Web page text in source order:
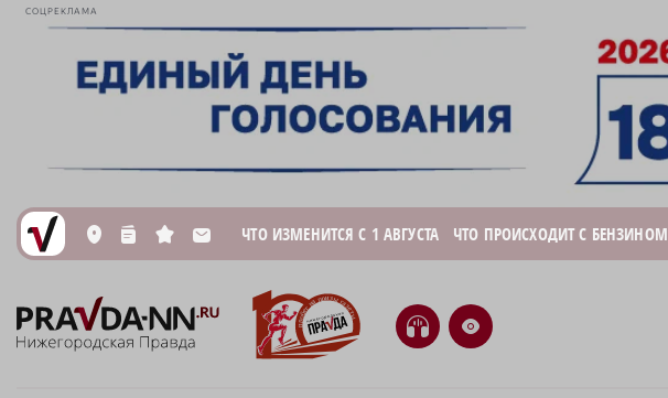
СОЦРЕКЛАМА
L n s M ЧТО ИЗМЕНИТСЯ С 1 АВГУСТА ЧТО ПРОИСХОДИТ С БЕНЗИНОМ
H e